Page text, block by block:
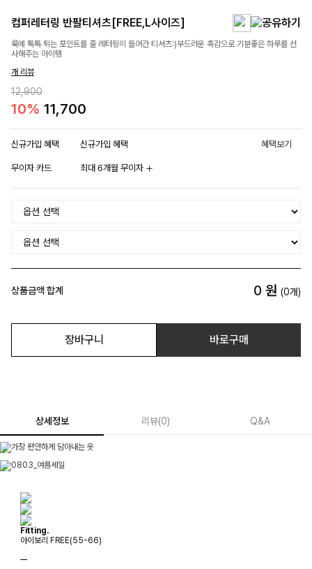
컴퍼레터링 반팔티셔츠[FREE,L사이즈]
룩에 톡톡 튀는 포인트를 줄 레터링이 들어간 티셔츠:)부드러운 촉감으로 기분좋은 하루를 선
사해주는 아이템
개 리뷰
12,900
10% 11,700
신규가입 혜택 신규가입 혜택 혜택보기
무이자 카드 최대 6개월 무이자
상품금액 합계 0 원 (0개)
장바구니 바로구매
상세정보 리뷰(0) Q&A
Fitting.
아이보리 FREE(55-66)
ㅡ